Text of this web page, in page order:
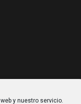
y nuestro servicio.